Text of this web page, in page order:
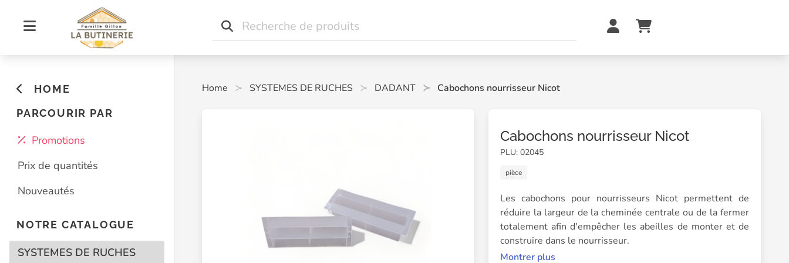
HOME
PARCOURIR PAR
Promotions
Prix de quantités
Nouveautés
NOTRE CATALOGUE
SYSTEMES DE RUCHES
Home SYSTEMES DE RUCHES DADANT Cabochons nourrisseur Nicot
Cabochons nourrisseur Nicot
PLU: 02045
pièce
Les cabochons pour nourrisseurs Nicot permettent de
réduire la largeur de la cheminée centrale ou de la fermer
totalement afin d'empêcher les abeilles de monter et de
construire dans le nourrisseur.
Il est possible d'intégrer deux cabochons sur le
Montrer plus